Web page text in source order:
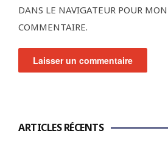
DANS LE NAVIGATEUR POUR
COMMENTAIRE.
ARTICLES RÉCENTS